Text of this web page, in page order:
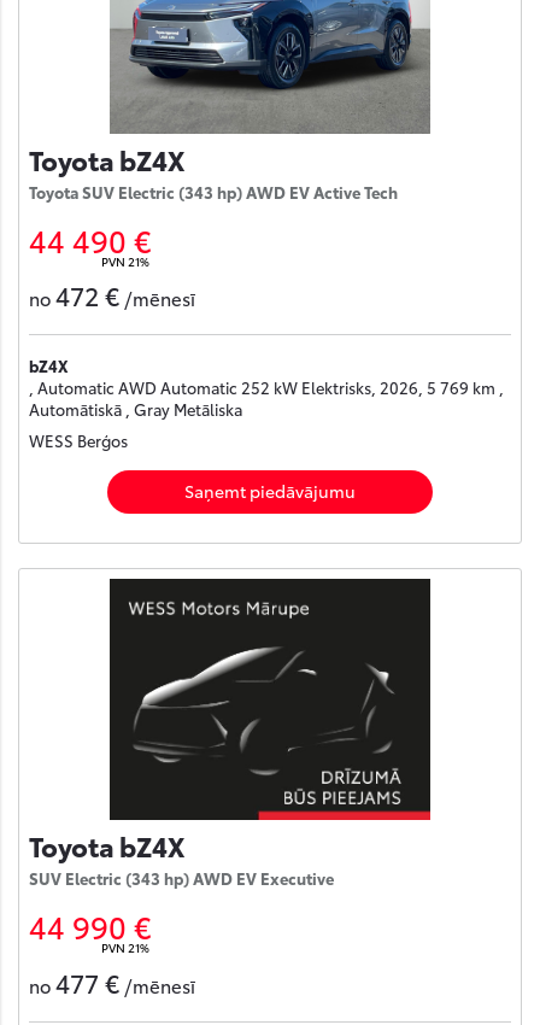
Toyota bZ4X
Toyota SUV Electric (343 hp) AWD EV Active Tech
44 490 €
PVN 21%
no472 € /mēnesī
bZ4X
, Automatic AWD Automatic 252 kW Elektrisks, 2026, 5 769 km ,
Automātiskā , Gray Metāliska
WESS Berģos
Saņemt piedāvājumu
Toyota bZ4X
SUV Electric (343 hp) AWD EV Executive
44 990 €
PVN 21%
no477 € /mēnesī